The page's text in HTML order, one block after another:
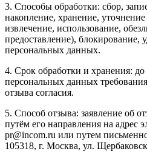
3. Способы обработки: сбор,
накопление, хранение,
извлечение, использование,
предоставление), блокирование,
персональных данных.
4. Срок обработки и хранения: до
персональных данных
отзыва согласия.
5. Способ отзыва: заявление об
путём его направления на адрес
pr@incom.ru или путем
105318, г. Москва, ул.